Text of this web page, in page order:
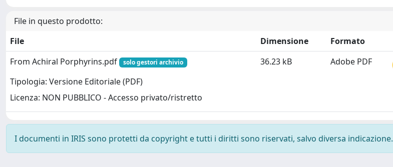
File in questo prodotto:
File
Dimensione
Formato
From Achiral Porphyrins.pdf
solo gestori archivio
Tipologia: Versione Editoriale (PDF)
Licenza: NON PUBBLICO - Accesso privato/ristretto
36.23 kB Adobe PDF
I documenti in IRIS sono protetti da copyright e tutti i diritti sono riservati, salvo diversa indicazione.